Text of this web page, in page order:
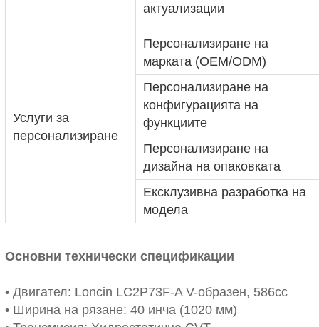
актуализации
Услуги за
персонализиране
Персонализиране на
марката (OEM/ODM)
Персонализиране на
конфигурацията на
функциите
Персонализиране на
дизайна на опаковката
Ексклузивна разработка на
модела
Основни технически спецификации
• Двигател: Loncin LC2P73F-A V-образен, 586cc
• Ширина на рязане: 40 инча (1020 мм)